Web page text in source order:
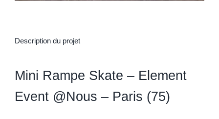
Description du projet
Mini Rampe Skate – Element
Event @Nous – Paris (75)